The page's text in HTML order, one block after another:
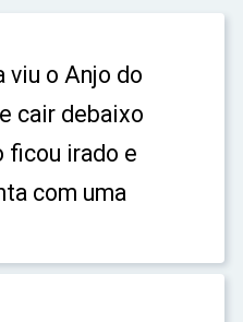
viu o Anjo do
cair debaixo
ficou irado e
com uma